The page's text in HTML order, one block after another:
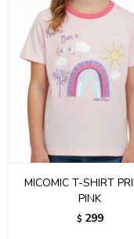
MICOMIC T-SHIRT
PINK
$ 299